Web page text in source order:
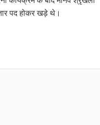
पद होकर खड़े थे।